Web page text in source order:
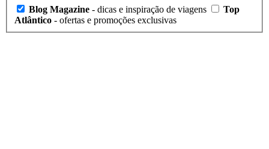
Blog Magazine - dicas e inspiração de viagens
Top
Atlântico - ofertas e promoções exclusivas